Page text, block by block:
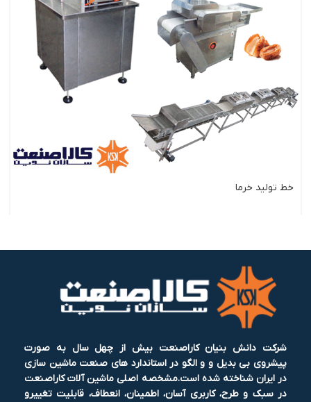
خط تولید خرما
شرکت دانش بنیان کاراصنعت بیش از چهل سال به صورت
پیشروی بی بدیل و و الگو در استاندارد های صنعت ماشین سازی
در ایران شناخته شده است.مشخصه اصلی ماشین آلات کاراصنعت
در سبک و طرح، کاربری آسان، اطمینان، انعطاف، قابلیت تغییرو